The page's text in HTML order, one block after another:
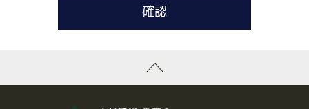
( 3 ) スタッフ派遣を検討されている企業の皆様
お問い合わせの内容に回答するために利用いたします。
なお、ご連絡手段は、電話・Ｅメールのいずれかの方法とい
資料送付、受講相談に関するご連絡のために利用いたしま